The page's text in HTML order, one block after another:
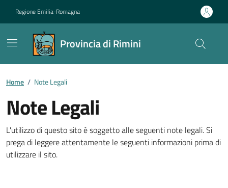
Regione Emilia-Romagna
Provincia di Rimini
Contenuti in evidenza
Home / Note Legali
Note Legali
Dettagli della notizia
L'utilizzo di questo sito è soggetto alle seguenti note legali. Si
prega di leggere attentamente le seguenti informazioni prima di
utilizzare il sito.